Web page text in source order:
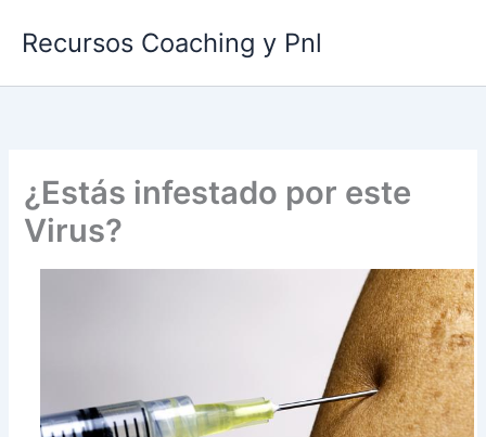
Recursos Coaching y Pnl
¿Estás infestado por este
Virus?